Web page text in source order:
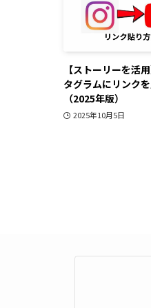
【ストーリーを活
タグラムにリンク
（2025年版）
2025年10月5日